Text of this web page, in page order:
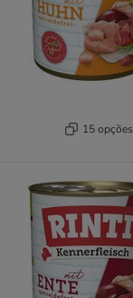
15 opções